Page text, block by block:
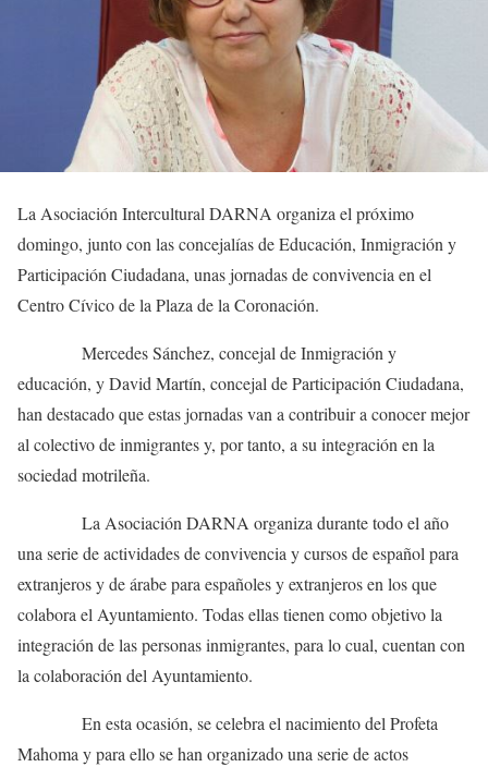
La Asociación Intercultural DARNA organiza el próximo
domingo, junto con las concejalías de Educación, Inmigración y
Participación Ciudadana, unas jornadas de convivencia en el
Centro Cívico de la Plaza de la Coronación.
Mercedes Sánchez, concejal de Inmigración y
educación, y David Martín, concejal de Participación Ciudadana,
han destacado que estas jornadas van a contribuir a conocer mejor
al colectivo de inmigrantes y, por tanto, a su integración en la
sociedad motrileña.
La Asociación DARNA organiza durante todo el año
una serie de actividades de convivencia y cursos de español para
extranjeros y de árabe para españoles y extranjeros en los que
colabora el Ayuntamiento. Todas ellas tienen como objetivo la
integración de las personas inmigrantes, para lo cual, cuentan con
la colaboración del Ayuntamiento.
En esta ocasión, se celebra el nacimiento del Profeta
Mahoma y para ello se han organizado una serie de actos